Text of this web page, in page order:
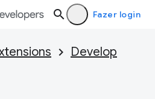
Fazer login
Develop